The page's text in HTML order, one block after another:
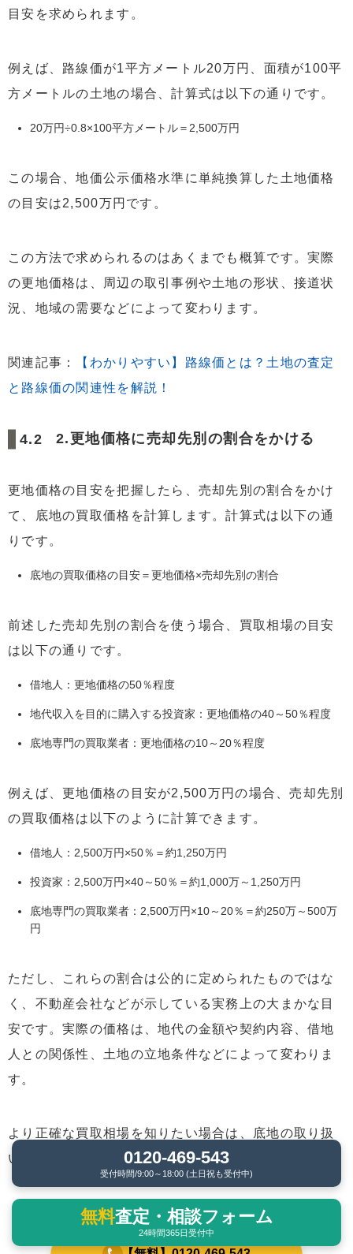
目安を求められます。
例えば、路線価が1平方メートル20万円、面積が100平
方メートルの土地の場合、計算式は以下の通りです。
20万円÷0.8×100平方メートル＝2,500万円
この場合、地価公示価格水準に単純換算した土地価格
の目安は2,500万円です。
この方法で求められるのはあくまでも概算です。実際
の更地価格は、周辺の取引事例や土地の形状、接道状
況、地域の需要などによって変わります。
関連記事：
【わかりやすい】路線価とは？土地の査定
と路線価の関連性を解説！
2.更地価格に売却先別の割合をかける
更地価格の目安を把握したら、売却先別の割合をかけ
て、底地の買取価格を計算します。計算式は以下の通
りです。
底地の買取価格の目安＝更地価格×売却先別の割合
前述した売却先別の割合を使う場合、買取相場の目安
は以下の通りです。
借地人：更地価格の50％程度
地代収入を目的に購入する投資家：更地価格の40～50％程度
底地専門の買取業者：更地価格の10～20％程度
例えば、更地価格の目安が2,500万円の場合、売却先別
の買取価格は以下のように計算できます。
借地人：2,500万円×50％＝約1,250万円
投資家：2,500万円×40～50％＝約1,000万～1,250万円
底地専門の買取業者：2,500万円×10～20％＝約250万～500万
円
ただし、これらの割合は公的に定められたものではな
く、不動産会社などが示している実務上の大まかな目
安です。実際の価格は、地代の金額や契約内容、借地
人との関係性、土地の立地条件などによって変わりま
す。
より正確な買取相場を知りたい場合は、底地の取り扱
いに慣れた不動産業者に査定を依頼しましょう。
底地・借地権売却をプロに相談！
0120-469-543
受付時間/9:00～18:00 (土日祝も受付中)
無料査定・相談フォーム
24時間365日受付中